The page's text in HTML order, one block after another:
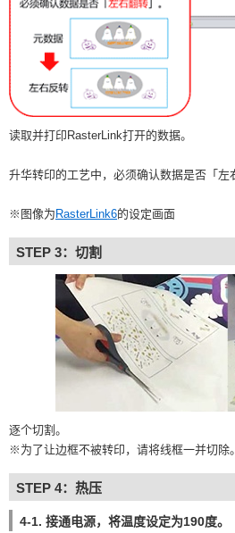
读取并打印RasterLink打开的数据。
升华转印的工艺中，必须确认数据是否「左
※图像为 RasterLink6的设定画面
STEP 3：切割
逐个切割。
※为了让边框不被转印，请将线框一并切除。
STEP 4：热压
4-1. 接通电源，将温度设定为190度。